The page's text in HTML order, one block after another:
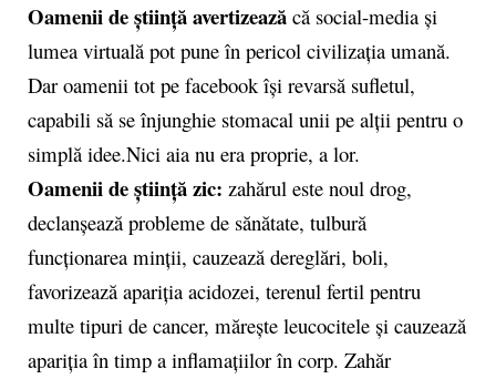
Oamenii de știință avertizează că social-media și
lumea virtuală pot pune în pericol civilizația umană.
Dar oamenii tot pe facebook își revarsă sufletul,
capabili să se înjunghie stomacal unii pe alții pentru o
simplă idee.Nici aia nu era proprie, a lor.
Oamenii de știință zic: zahărul este noul drog,
declanșează probleme de sănătate, tulbură
funcționarea minții, cauzează dereglări, boli,
favorizează apariția acidozei, terenul fertil pentru
multe tipuri de cancer, mărește leucocitele și cauzează
apariția în timp a inflamațiilor în corp. Zahăr